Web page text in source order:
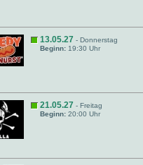
13.05.27 - Donnerstag
Beginn: 19:30 Uhr
21.05.27 - Freitag
Beginn: 20:00 Uhr